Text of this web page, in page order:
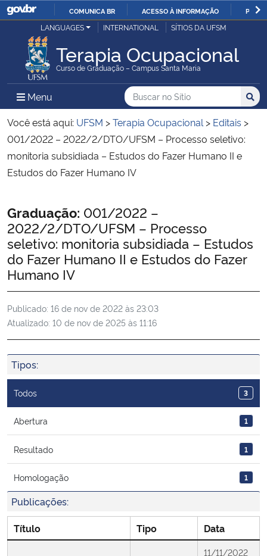
IR
O
COMUNICA BR ACESSO À INFORMAÇÃO
Ministério da Justiça e Segurança Pública
Ministério da Defesa
Ministério das Relações Exteriores
Ministério da Economia
Ministério da Agricultura, Pecuária e Abastecimento
Ministério da Educação
Ministério da Cidadania
Ministério da Saúde
Ministério de Minas e Energia
Ministério da Ciência, Tecnologia, Inovações e Comunicações
Ministério do Turismo
Ministério do Desenvolvimento Regional
Controladoria-Geral da União
Ministério da Mulher, da Família e dos Direitos Humanos
LANGUAGES INTERNATIONAL SÍTIOS DA UFSM
Terapia Ocupacional
Curso de Graduação – Campus Santa Maria
Menu Menu Principal do Sítio
Busca
Buscar no no Sítio
Busca:
Você está aqui: UFSM >Terapia Ocupacional > Editais >
001/2022 – 2022/2/DTO/UFSM – Processo seletivo:
monitoria subsidiada – Estudos do Fazer Humano II e
Estudos do Fazer Humano IV
Início do conteúdo
Graduação: 001/2022 –
2022/2/DTO/UFSM – Processo
seletivo: monitoria subsidiada – Estudos
do Fazer Humano II e Estudos do Fazer
Humano IV
Publicado: 16 de nov de 2022 às 23:03
Atualizado: 10 de nov de 2025 às 11:16
Tipos:
Todos 3
Abertura 1
Resultado 1
Homologação 1
Publicações:
Título Tipo Data
11/11/2022